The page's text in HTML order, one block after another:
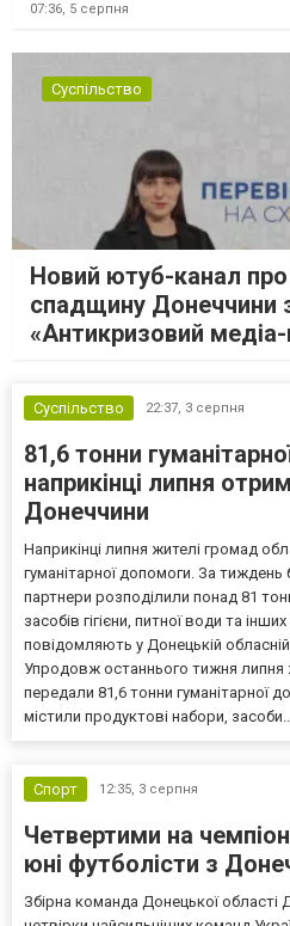
07:36, 5 серпня
Суспільство
Новий ютуб-канал про
спадщину Донеччини
«Антикризовий
Суспільство 22:37, 3 серпня
81,6 тонни
наприкінці липня
Донеччини
Наприкінці липня жителі громад
гуманітарної допомоги. За тиждень
партнери розподілили понад 81
засобів гігієни, питної води та
повідомляють у Донецькій обласній
Упродовж останнього тижня липня
передали 81,6 тонни гуманітарної
містили продуктові набори, засоби...
Спорт 12:35, 3 серпня
Четвертими на
юні футболісти з
Збірна команда Донецької